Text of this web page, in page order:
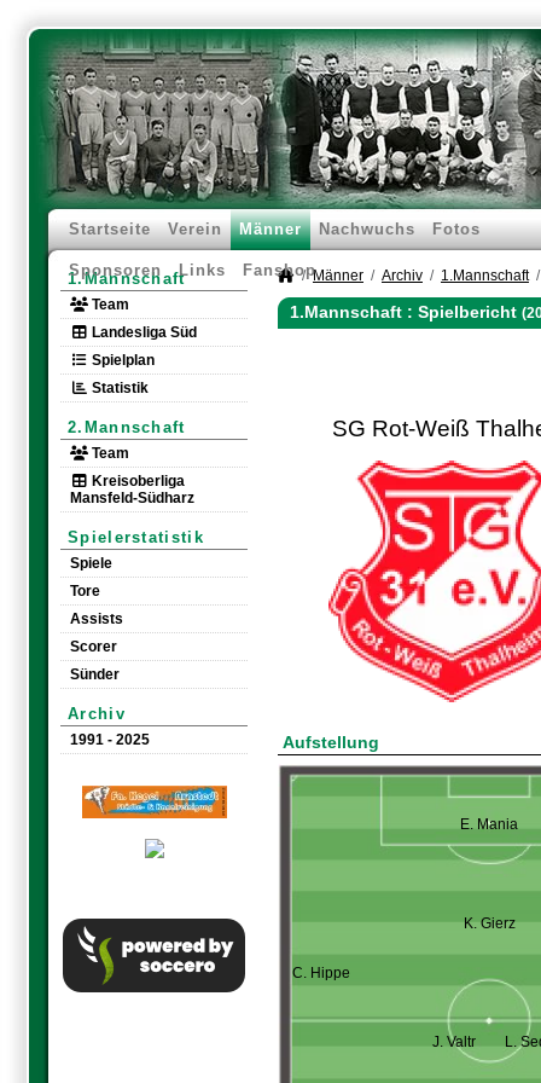
Startseite Verein Männer Nachwuchs Fotos
Sponsoren Links Fanshop
1.Mannschaft
Team
Landesliga Süd
Spielplan
Statistik
2.Mannschaft
Team
Kreisoberliga
Mansfeld-Südharz
Spielerstatistik
Spiele
Tore
Assists
Scorer
Sünder
Archiv
1991 - 2025
Männer Archiv 1.Mannschaft
1.Mannschaft : Spielbericht
SG Rot-Weiß
Aufstellung
E. Mania
K. Gierz
C. Hippe
J. Valtr L.